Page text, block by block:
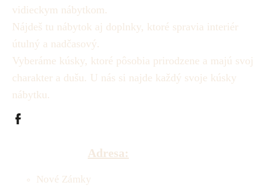
vidieckym nábytkom.
Nájdeš tu nábytok aj doplnky, ktoré spravia interiér
útulný a nadčasový.
Vyberáme kúsky, ktoré pôsobia prirodzene a majú svoj
charakter a dušu. U nás si najde každý svoje kúsky
nábytku.
Adresa:
Nové Zámky